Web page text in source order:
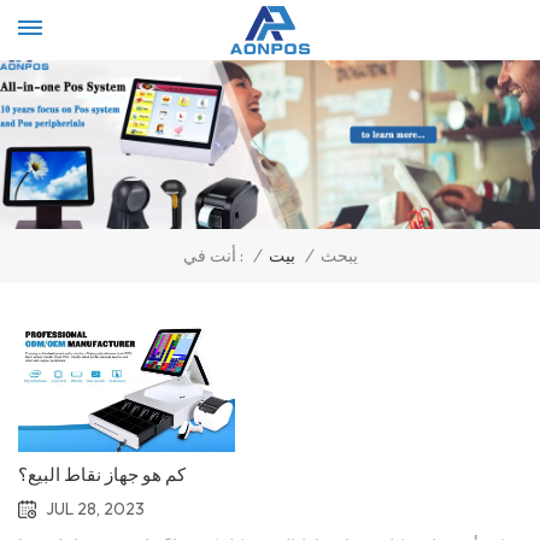
أنت في : / بيت / يبحث
كم هو جهاز نقاط البيع؟
JUL 28, 2023